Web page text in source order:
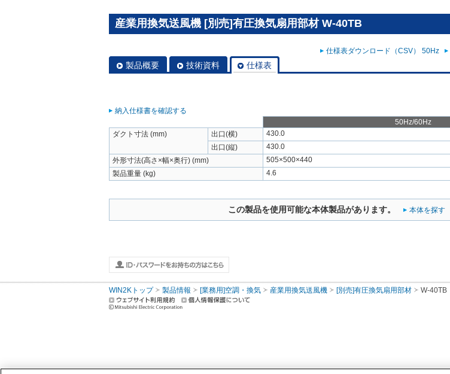
産業用換気送風機 [別売]有圧換気扇用部材 W-40TB
仕様表ダウンロード（CSV） 50Hz
製品概要 技術資料 仕様表
納入仕様書を確認する
50Hz/60Hz
ダクト寸法 (mm)
出口(横)
430.0
出口(縦)
430.0
外形寸法(高さ×幅×奥行) (mm)
505×500×440
製品重量 (kg)
4.6
この製品を使用可能な本体製品があります。 本体を探す
WIN2Kトップ 製品情報 [業務用]空調・換気 産業用換気送風機 [別売]有圧換気扇用部材 W-40TB